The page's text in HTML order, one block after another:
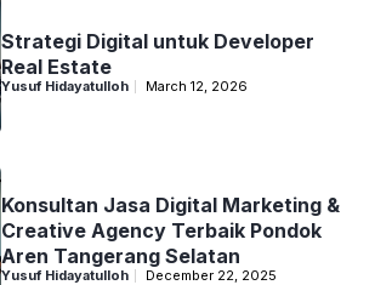
Strategi Digital untuk Developer
Real Estate
Yusuf Hidayatulloh March 12, 2026
Konsultan Jasa Digital Marketing &
Creative Agency Terbaik Pondok
Aren Tangerang Selatan
Yusuf Hidayatulloh December 22, 2025